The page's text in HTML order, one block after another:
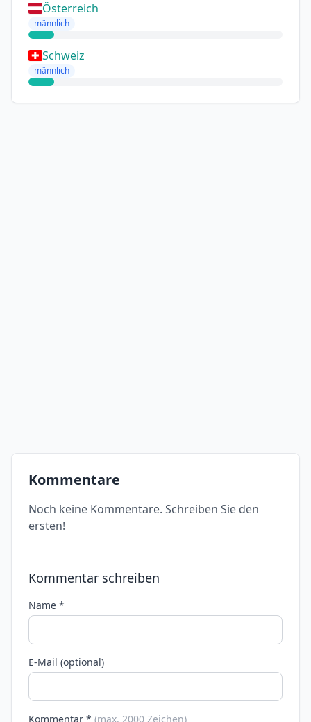
Österreich
männlich
Schweiz
männlich
Kommentare
Noch keine Kommentare. Schreiben Sie den
ersten!
Kommentar schreiben
Name *
E-Mail (optional)
Kommentar * (max. 2000 Zeichen)